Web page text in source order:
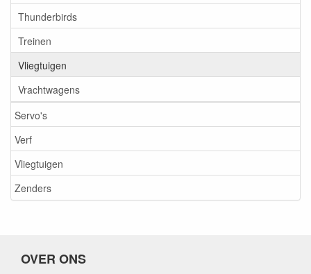
Thunderbirds
Treinen
Vliegtuigen
Vrachtwagens
Servo's
Verf
Vliegtuigen
Zenders
OVER ONS